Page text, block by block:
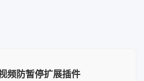
频防暂停扩展插件